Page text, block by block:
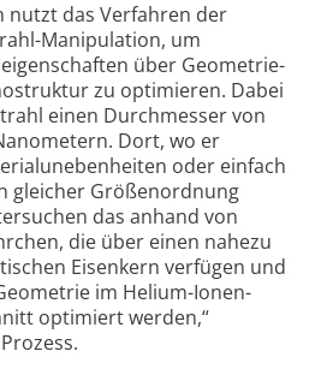
nutzt das Verfahren der
Manipulation, um
über Geometrie­
zu optimieren. Dabei
einen Durchmesser von
Dort, wo er
oder einfach
gleicher Größenordnung
das anhand von
die über einen nahezu
Eisenkern verfügen und
im Helium-Ionen-
optimiert werden,“